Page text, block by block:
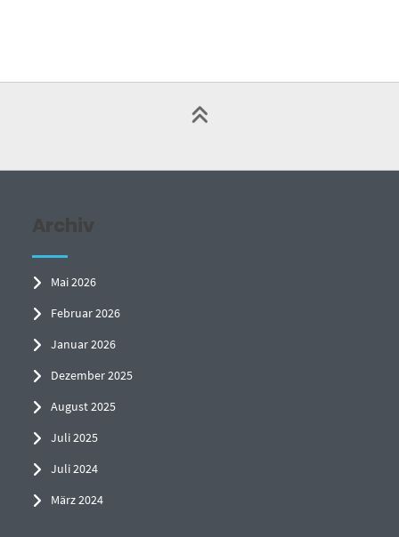
Archiv
Mai 2026
Februar 2026
Januar 2026
Dezember 2025
August 2025
Juli 2025
Juli 2024
März 2024